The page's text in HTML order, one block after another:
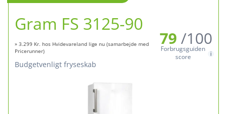
Gram FS 3125-90
» 3.299 Kr. hos Hvidevareland lige nu (samarbejde med
Pricerunner)
budgetvenligt fryseskab
79 /100
Forbrugsguiden
score